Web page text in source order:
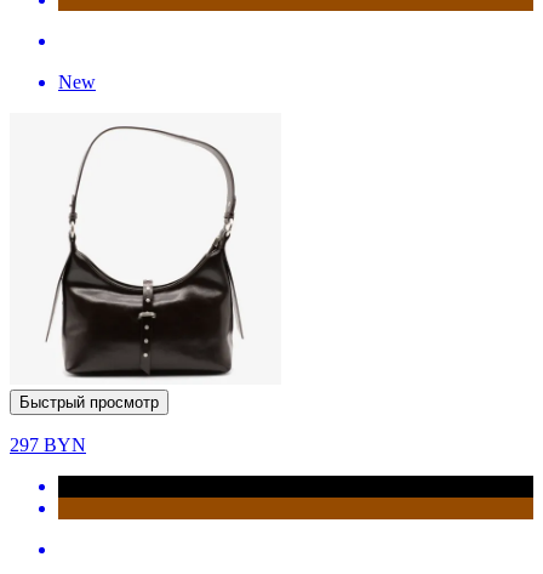
New
Быстрый просмотр
297 BYN